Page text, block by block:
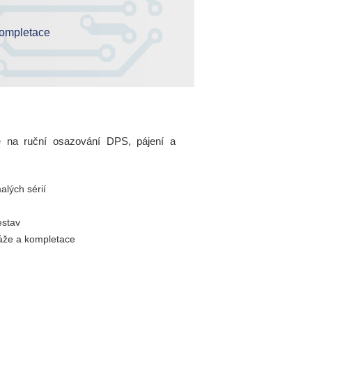
KT8
a mikroskopy
a kabelůtrhy
na ruční osazování DPS, pájení a
sérií
a kompletace